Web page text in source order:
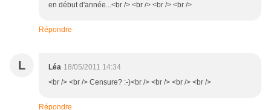
en début d'année...<br /> <br /> <br /> <br />
Répondre
L Léa 18/05/2011 14:34
<br /> <br /> Censure? :-)<br /> <br /> <br /> <br />
Répondre